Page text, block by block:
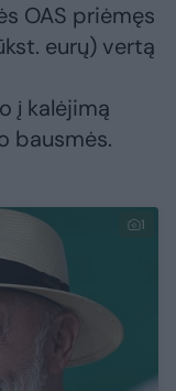
OAS priėmęs
eurų) vertą
į kalėjimą
bausmės.
1